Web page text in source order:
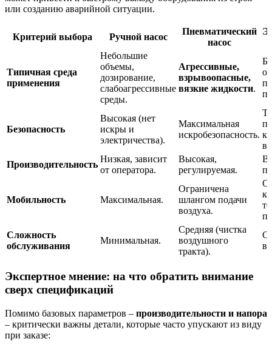
или созданию аварийной ситуации.
Критерий выбора Ручной насос
Пневматический
насос
Типичная среда
применения
Небольшие
объемы,
дозирование,
слабоагрессивные
среды.
Агрессивные,
взрывоопасные,
вязкие жидкости.
Безопасность
Высокая (нет
искры и
электричества).
Максимальная
искробезопасность.
Производительность
Низкая, зависит
от оператора.
Высокая,
регулируемая.
Мобильность Максимальная.
Ограничена
шлангом подачи
воздуха.
Сложность
обслуживания
Минимальная.
Средняя (чистка
воздушного
тракта).
Экспертное мнение: на что обратить внимание
сверх спецификаций
Помимо базовых параметров – производительности и напора
– критически важны детали, которые часто упускают из виду
при заказе: